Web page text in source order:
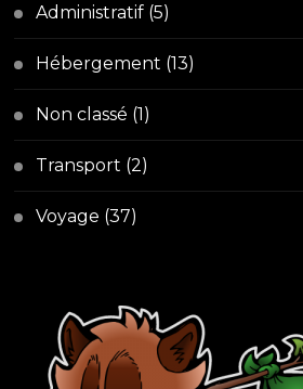
Administratif (5)
Hébergement (13)
Non classé (1)
Transport (2)
Voyage (37)